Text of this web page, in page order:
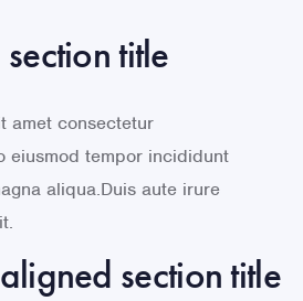
title
amet consectetur
eiusmod tempor incididunt
aliqua.Duis aute irure
section title